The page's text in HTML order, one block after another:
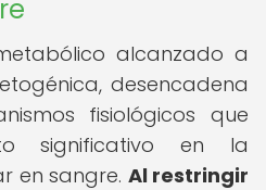
alcanzado a
desencadena
fisiológicos que
significativo en la
en sangre. Al restringir